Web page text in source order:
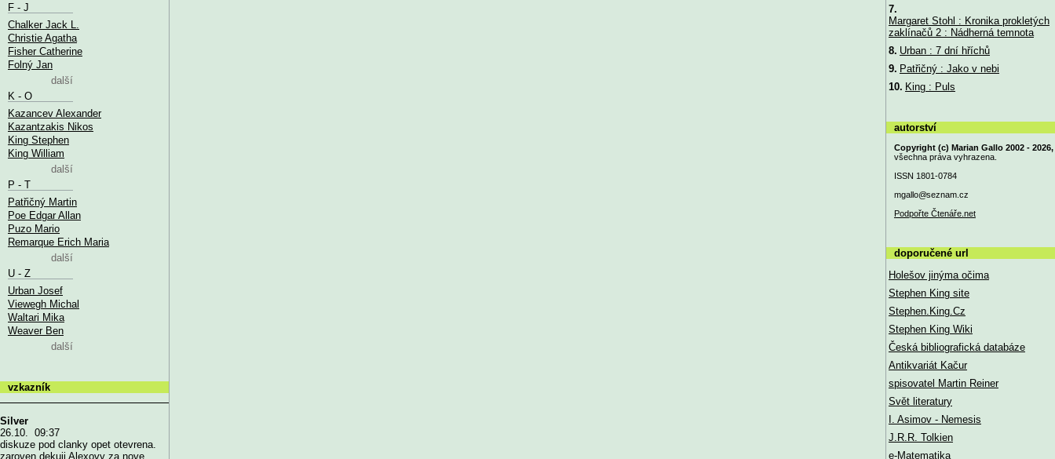
F - J
Chalker Jack L.
Christie Agatha
Fisher Catherine
Folný Jan
další
K - O
Kazancev Alexander
Kazantzakis Nikos
King Stephen
King William
další
P - T
Patřičný Martin
Poe Edgar Allan
Puzo Mario
Remarque Erich Maria
další
U - Z
Urban Josef
Viewegh Michal
Waltari Mika
Weaver Ben
další
vzkazník
Silver
26.10. 09:37
diskuze pod clanky opet otevrena.
zaroven dekuji Alexovy za nove
7.
Margaret Stohl : Kronika prokletých
zaklínačů 2 : Nádherná temnota
8. Urban : 7 dní hříchů
9. Patřičný : Jako v nebi
10. King : Puls
autorství
Copyright (c) Marian Gallo 2002 - 2026,
všechna práva vyhrazena.
ISSN 1801-0784
mgallo@seznam.cz
Podpořte Čtenáře.net
doporučené url
Holešov jinýma očima
Stephen King site
Stephen.King.Cz
Stephen King Wiki
Česká bibliografická databáze
Antikvariát Kačur
spisovatel Martin Reiner
Svět literatury
I. Asimov - Nemesis
J.R.R. Tolkien
e-Matematika